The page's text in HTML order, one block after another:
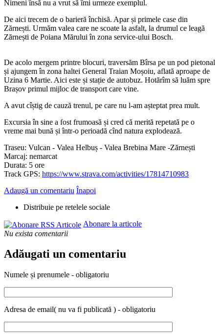
Nimeni însă nu a vrut să îmi urmeze exemplul.
De aici trecem de o barieră închisă. Apar și primele case din
Zărnești. Urmăm valea care ne scoate la asfalt, la drumul ce leagă
Zărnești de Poiana Mărului în zona service-ului Bosch.
De acolo mergem printre blocuri, traversăm Bîrsa pe un pod pietonal
și ajungem în zona haltei General Traian Moșoiu, aflată aproape de
Uzina 6 Martie. Aici este și stație de autobuz. Hotărîm să luăm spre
Brașov primul mijloc de transport care vine.
A avut cîștig de cauză trenul, pe care nu l-am așteptat prea mult.
Excursia în sine a fost frumoasă și cred că merită repetată pe o
vreme mai bună și într-o perioadă cînd natura explodează.
Traseu: Vulcan - Valea Helbuș - Valea Brebina Mare -Zărnești
Marcaj: nemarcat
Durata: 5 ore
Track GPS: https://www.strava.com/activities/17814710983
Adaugă un comentariu Înapoi
Distribuie pe retelele sociale
Abonare la articole
Nu exista comentarii
Adăugati un comentariu
Numele și prenumele - obligatoriu
Adresa de email( nu va fi publicată ) - obligatoriu